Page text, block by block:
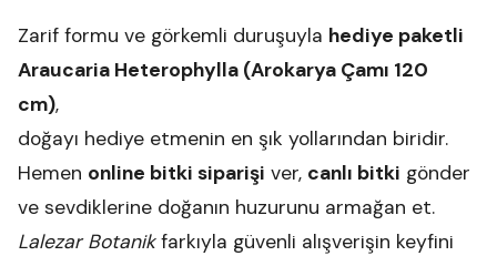
Zarif formu ve görkemli duruşuyla hediye paketli
Araucaria Heterophylla (Arokarya Çamı 120
cm),
doğayı hediye etmenin en şık yollarından biridir.
Hemen online bitki siparişi ver, canlı bitki gönder
ve sevdiklerine doğanın huzurunu armağan et.
Lalezar Botanikfarkıyla güvenli alışverişin keyfini